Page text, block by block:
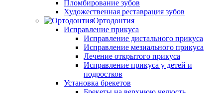
Пломбирование зубов
Художественная реставрация зубов
Ортодонтия
Исправление прикуса
Исправление дистального прикуса
Исправление мезиального прикуса
Лечение открытого прикуса
Исправление прикуса у детей и
подростков
Установка брекетов